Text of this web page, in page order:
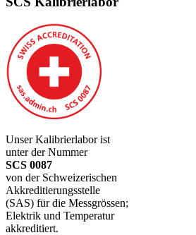
Unser Kalibrierlabor ist
unter der Nummer
SCS 0087
von der Schweizerischen
Akkreditierungsstelle
(SAS) für die Messgrössen;
Elektrik und Temperatur
akkreditiert.